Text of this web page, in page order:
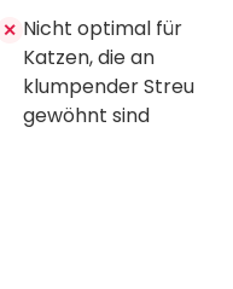
✕ Nicht optimal für
Katzen, die an
klumpender Streu
gewöhnt sind